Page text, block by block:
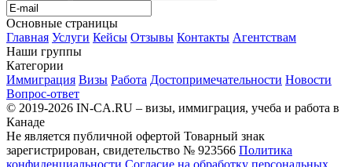
Основные страницы
Главная Услуги Кейсы Отзывы Контакты Агентствам
Наши группы
Категории
Иммиграция Визы Работа Достопримечательности Новости
Вопрос-ответ
© 2019-2026 IN-CA.RU – визы, иммиграция, учеба и работа в
Канаде
Не является публичной офертой Товарный знак
зарегистрирован, свидетельство № 923566 Политика
конфиденциальности Согласие на обработку персональных